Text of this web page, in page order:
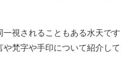
視されることもある水天です
梵字や手印について紹介して